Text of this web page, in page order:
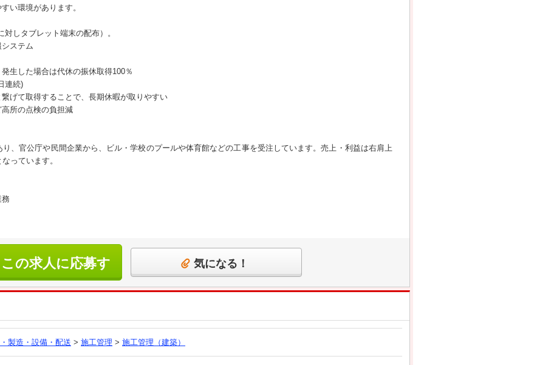
い環境があります。
対しタブレット端末の配布）。
システム
生した場合は代休の振休取得100％
連続)
げて取得することで、長期休暇が取りやすい
高所の点検の負担減
り、官公庁や民間企業から、ビル・学校のプールや体育館などの工事を受注しています。売上・利益は右肩上
っています。
務
この求人に応募す
る
気になる！
製造・設備・配送 > 施工管理 > 施工管理（建築）